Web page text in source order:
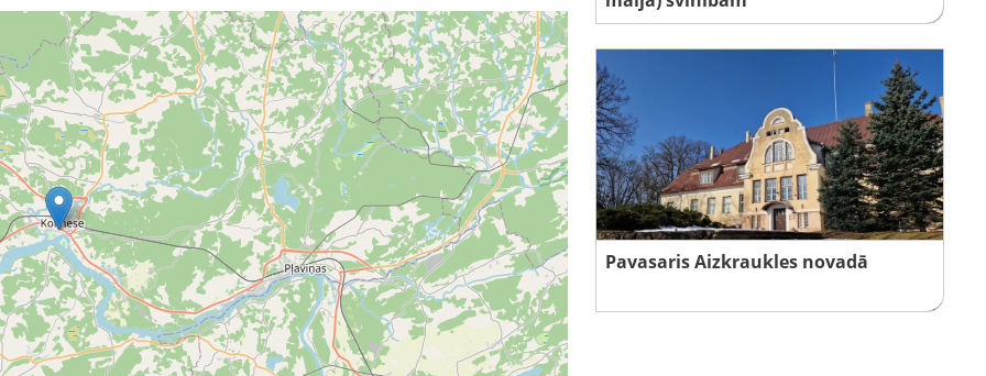
Pavasaris Aizkraukles novadā